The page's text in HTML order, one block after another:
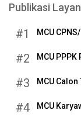
Publikasi
#1 MCU
#2 MCU PPPK
#3 MCU
#4 MCU